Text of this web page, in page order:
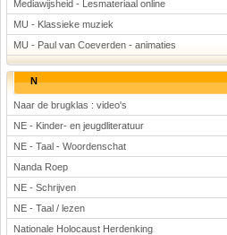
Mediawijsheid - Lesmateriaal online
MU - Klassieke muziek
MU - Paul van Coeverden - animaties
N
Naar de brugklas : video's
NE - Kinder- en jeugdliteratuur
NE - Taal - Woordenschat
Nanda Roep
NE - Schrijven
NE - Taal / lezen
Nationale Holocaust Herdenking